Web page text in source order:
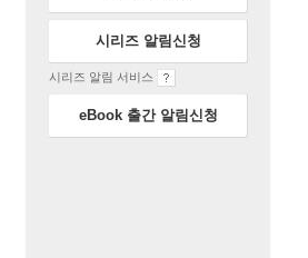
시리즈 알림신청
시리즈 알림 서비스
eBook 출간 알림신청